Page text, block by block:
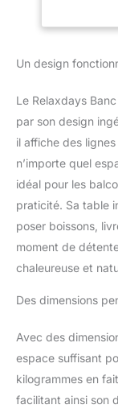
Un design
Le Relaxdays
par son design
il affiche des
n’importe quel
idéal pour les
praticité. Sa table
poser boissons,
moment de
chaleureuse et
Des dimensions
Avec des
espace suffisant
kilogrammes en
facilitant ainsi son